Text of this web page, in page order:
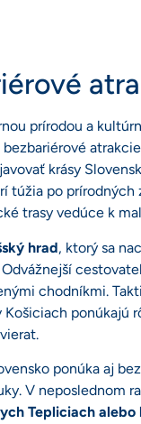
prírodou a
krásy
túžia po
trasy vedúce k
hrad, ktorý sa
chodníkmi.
ponúkajú
ponúka aj
V neposlednom
Tepliciach